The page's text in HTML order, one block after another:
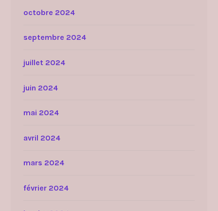
octobre 2024
septembre 2024
juillet 2024
juin 2024
mai 2024
avril 2024
mars 2024
février 2024